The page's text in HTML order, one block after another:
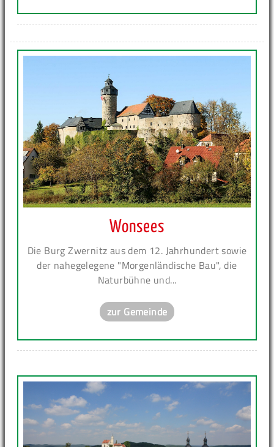
Wonsees
Die Burg Zwernitz aus dem 12. Jahrhundert sowie
der nahegelegene "Morgenländische Bau", die
Naturbühne und...
zur Gemeinde